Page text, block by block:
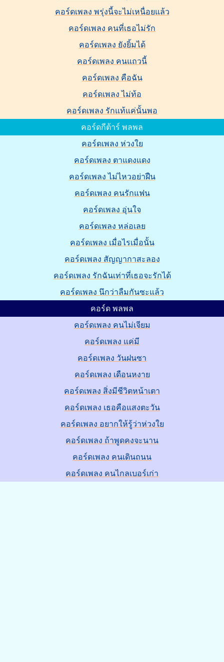
คอร์ดเพลง พรุ่งนี้จะไม่เหนื่อยแล้ว
คอร์ดเพลง คนที่เธอไม่รัก
คอร์ดเพลง ยังยิ้มได้
คอร์ดเพลง คนแถวนี้
คอร์ดเพลง คือฉัน
คอร์ดเพลง ไม่ท้อ
คอร์ดเพลง รักแท้แค่นั้นพอ
คอร์ดกีต้าร์ พลพล
คอร์ดเพลง ห่วงใย
คอร์ดเพลง ตาแดงแดง
คอร์ดเพลง ไม่ไหวอย่าฝืน
คอร์ดเพลง คนรักแฟน
คอร์ดเพลง อุ่นใจ
คอร์ดเพลง หล่อเลย
คอร์ดเพลง เมื่อไรเมื่อนั้น
คอร์ดเพลง สัญญากาสะลอง
คอร์ดเพลง รักฉันเท่าที่เธอจะรักได้
คอร์ดเพลง นึกว่าลืมกันซะแล้ว
คอร์ด พลพล
คอร์ดเพลง คนไม่เจียม
คอร์ดเพลง แค่มี
คอร์ดเพลง วันฝนซา
คอร์ดเพลง เดือนหงาย
คอร์ดเพลง สิ่งมีชีวิตหน้าเตา
คอร์ดเพลง เธอคือแสงตะวัน
คอร์ดเพลง อยากให้รู้ว่าห่วงใย
คอร์ดเพลง ถ้าพูดคงจะนาน
คอร์ดเพลง คนเดินถนน
คอร์ดเพลง คนไกลเบอร์เก่า